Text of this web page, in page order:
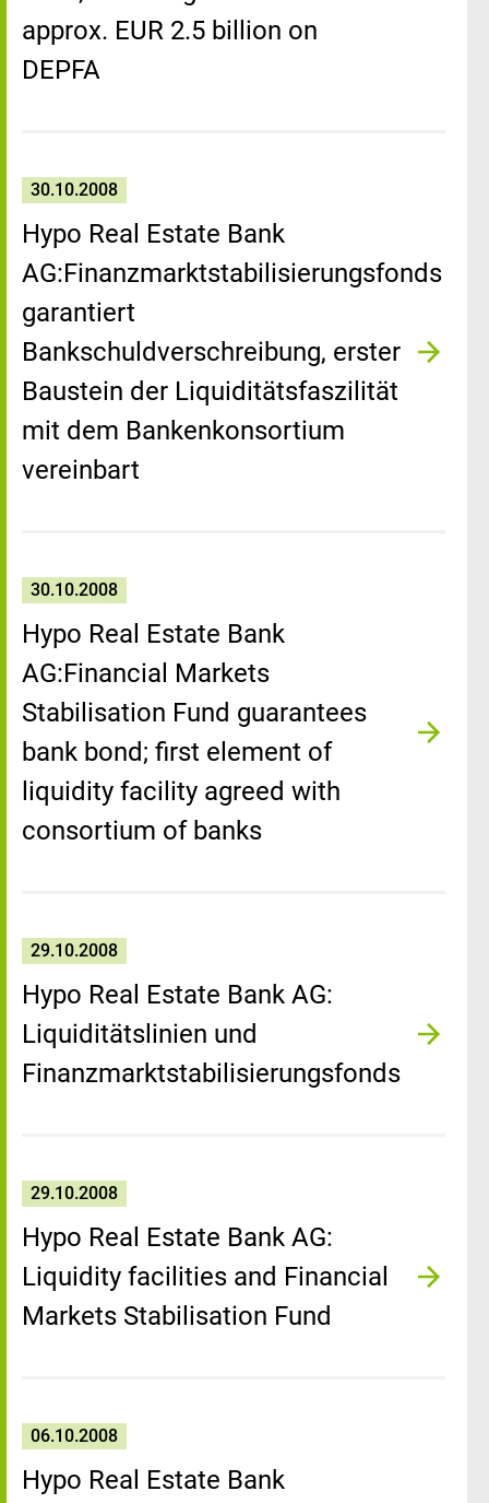
approx. EUR 2.5 billion on
DEPFA
30.10.2008
Hypo Real Estate Bank
AG:Finanzmarktstabilisierungsfonds
garantiert
Bankschuldverschreibung, erster
Baustein der Liquiditätsfaszilität
mit dem Bankenkonsortium
vereinbart
30.10.2008
Hypo Real Estate Bank
AG:Financial Markets
Stabilisation Fund guarantees
bank bond; first element of
liquidity facility agreed with
consortium of banks
29.10.2008
Hypo Real Estate Bank AG:
Liquiditätslinien und
Finanzmarktstabilisierungsfonds
29.10.2008
Hypo Real Estate Bank AG:
Liquidity facilities and Financial
Markets Stabilisation Fund
06.10.2008
Hypo Real Estate Bank